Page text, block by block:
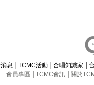
息 │TCMC活動 │合唱知識家 │
會員專區
TCMC會訊 關於